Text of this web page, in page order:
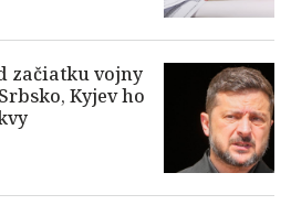
začiatku vojny
Kyjev ho